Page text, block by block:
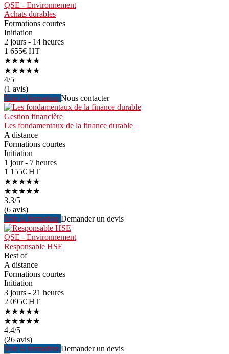
QSE - Environnement
Achats durables
Formations courtes
Initiation
2 jours - 14 heures
1 655€ HT
★★★★★
★★★★★
4/5
(1 avis)
Voir la formation Nous contacter
Gestion financière
Les fondamentaux de la finance durable
A distance
Formations courtes
Initiation
1 jour - 7 heures
1 155€ HT
★★★★★
★★★★★
3.3/5
(6 avis)
Voir la formation Demander un devis
QSE - Environnement
Responsable HSE
Best of
A distance
Formations courtes
Initiation
3 jours - 21 heures
2 095€ HT
★★★★★
★★★★★
4.4/5
(26 avis)
Voir la formation Demander un devis